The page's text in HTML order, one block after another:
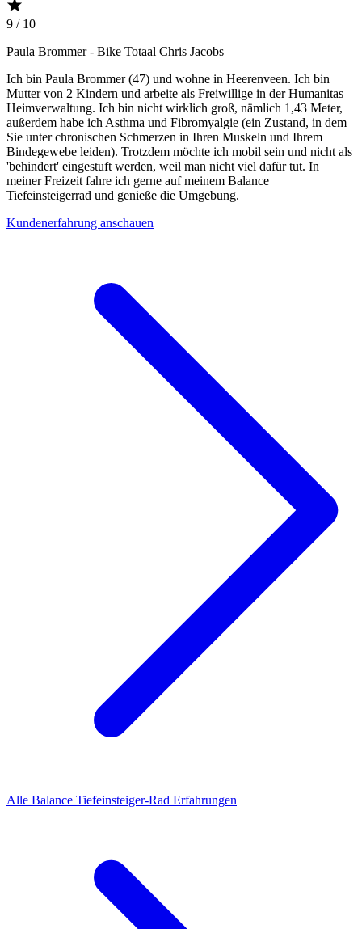
9 / 10
Paula Brommer- Bike Totaal Chris Jacobs
Ich bin Paula Brommer (47) und wohne in Heerenveen. Ich bin
Mutter von 2 Kindern und arbeite als Freiwillige in der Humanitas
Heimverwaltung. Ich bin nicht wirklich groß, nämlich 1,43 Meter,
außerdem habe ich Asthma und Fibromyalgie (ein Zustand, in dem
Sie unter chronischen Schmerzen in Ihren Muskeln und Ihrem
Bindegewebe leiden). Trotzdem möchte ich mobil sein und nicht als
'behindert' eingestuft werden, weil man nicht viel dafür tut. In
meiner Freizeit fahre ich gerne auf meinem Balance
Tiefeinsteigerrad und genieße die Umgebung.
Kundenerfahrung anschauen
Alle Balance Tiefeinsteiger-Rad Erfahrungen